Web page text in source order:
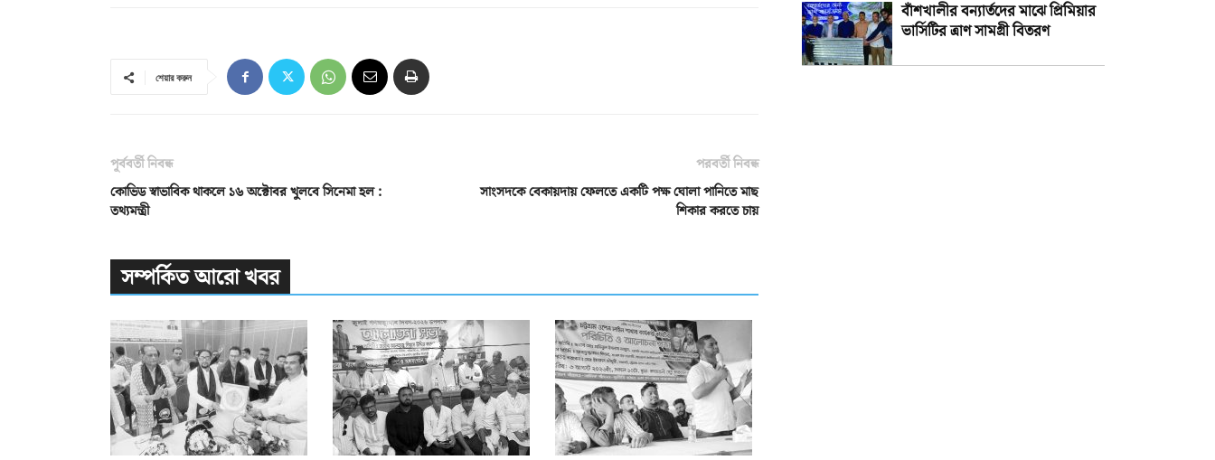
শেয়ার করুন
পূর্ববর্তী নিবন্ধ
কোভিড স্বাভাবিক থাকলে ১৬ অক্টোবর খুলবে সিনেমা হল :
তথ্যমন্ত্রী
পরবর্তী নিবন্ধ
সাংসদকে বেকায়দায় ফেলতে একটি পক্ষ ঘোলা পানিতে মাছ
শিকার করতে চায়
সম্পর্কিত আরো খবর
বাঁশখালীর বন্যার্তদের মাঝে প্রিমিয়ার
ভার্সিটির ত্রাণ সামগ্রী বিতরণ